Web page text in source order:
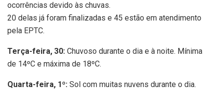
ocorrências devido às chuvas.
20 delas já foram finalizadas e 45 estão em atendimento
pela EPTC.
Terça-feira, 30: Chuvoso durante o dia e à noite. Mínima
de 14ºC e máxima de 18ºC.
Quarta-feira, 1º: Sol com muitas nuvens durante o dia.